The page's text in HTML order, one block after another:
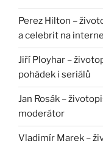
Perez Hilton –
a celebrit na
Jiří Ployhar –
pohádek i seriálů
Jan Rosák –
moderátor
Vladimír Marek –